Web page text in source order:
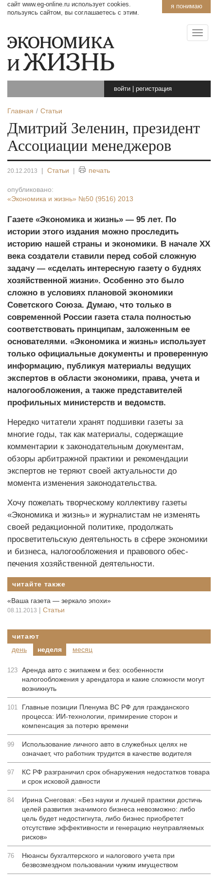
я понимаю
сайт www.eg-online.ru использует cookies.
пользуясь сайтом, вы соглашаетесь с этим.
войти регистрация
Главная Статьи
Дмитрий Зеленин, президент
Ассоциации менеджеров
20.12.2013 | Статьи | печать
опубликовано:
«Экономика и жизнь» №50 (9516) 2013
Газете «Экономика и жизнь» — 95 лет. По
истории этого издания можно проследить
историю нашей страны и экономики. В начале ХХ
века создатели ставили перед собой сложную
задачу — «сделать интересную газету о буднях
хозяйственной жизни». Особенно это было
сложно в условиях плановой экономики
Советского Союза. Думаю, что только в
современной России газета стала полностью
соответствовать принципам, заложенным ее
основателями. «Экономика и жизнь» использует
только официальные до­кументы и проверенную
информацию, публикуя материалы ведущих
экспертов в области экономики, права, учета и
налогообложения, а также представителей
профильных минис­терств и ведомств.
Нередко читатели хранят подшивки газеты за
многие годы, так как материалы, содержащие
комментарии к законодательным документам,
обзоры арбитражной практики и рекомендации
экспертов не теряют своей актуальности до
момента изменения законодательства.
Хочу пожелать творческому коллективу газеты
«Экономика и жизнь» и журналистам не изменять
своей редакционной политике, продолжать
просветительскую деятельность в сфере экономики
и бизнеса, налогообложения и правового обес­
печения хозяйственной деятельности.
читайте также
«Ваша газета — зеркало эпохи»
08.11.2013 | Статьи
читают
день
неделя месяц
123 Аренда авто с экипажем и без: особенности
налогообложения у арендатора и какие сложности могут
возникнуть
101
Главные позиции Пленума ВС РФ для гражданского
процесса: ИИ-технологии, примирение сторон и
компенсация за потерю времени
99
Использование личного авто в служебных целях не
означает, что работник трудится в качестве водителя
97
КС РФ разграничил срок обнаружения недостатков товара
и срок исковой давности
84
Ирина Снеговая: «Без науки и лучшей практики достичь
целей развития значимого бизнеса невозможно: либо
цель будет недостигнута, либо бизнес приобретет
отсутствие эффективности и генерацию неуправляемых
рисков»
76
Нюансы бухгалтерского и налогового учета при
безвозмездном пользовании чужим имуществом